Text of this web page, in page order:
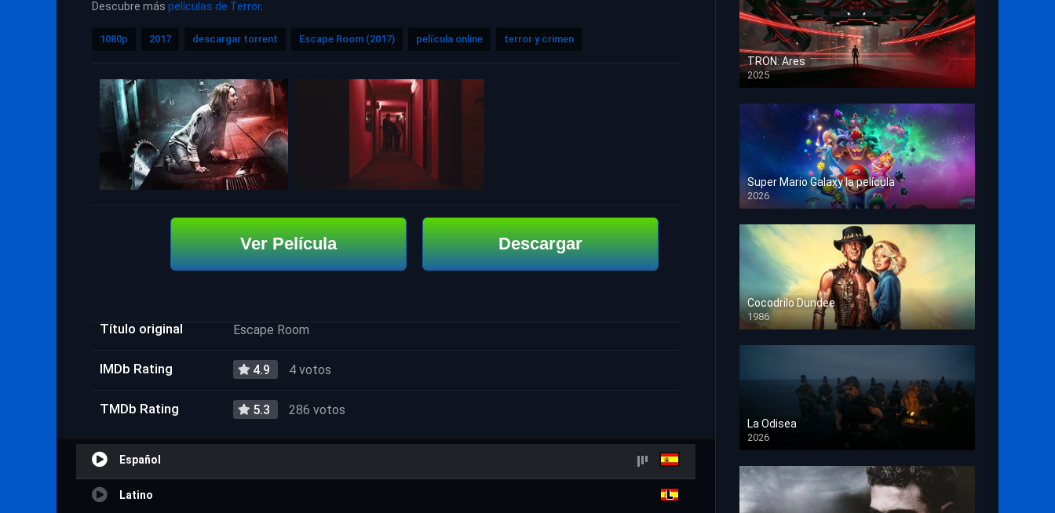
Descubre más películas de Terror.
1080p 2017 descargar torrent Escape Room (2017) película online terror y crimen
Ver Película Descargar
Título original Escape Room
IMDb Rating 4.9 4 votos
TMDb Rating 5.3 286 votos
Español
Latino
TRON: Ares
2025
HD 1080p
Super Mario Galaxy la película
2026
HD 1080p
Cocodrilo Dundee
1986
HD 1080p
La Odisea
2026
TS Screener